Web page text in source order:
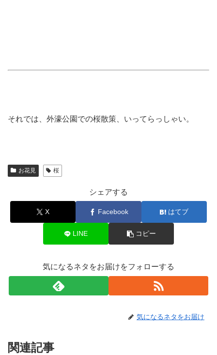
それでは、外濠公園での桜散策、いってらっしゃい。
お花見 桜
シェアする
X Facebook はてブ
LINE コピー
気になるネタをお届けをフォローする
気になるネタをお届け
関連記事